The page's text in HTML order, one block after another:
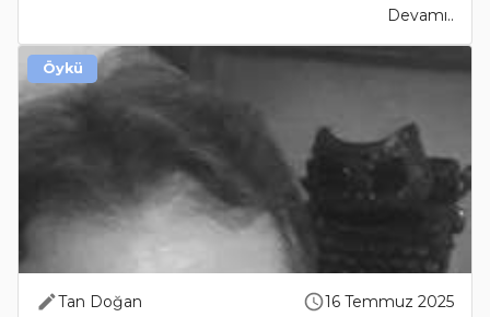
Devamı..
Tan Doğan 16 Temmuz 2025
Öykü